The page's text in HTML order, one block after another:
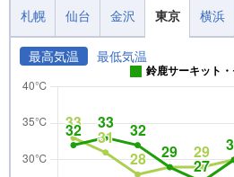
札幌 仙台 金沢 東京 横浜
最高気温 最低気温
鈴鹿サーキット・